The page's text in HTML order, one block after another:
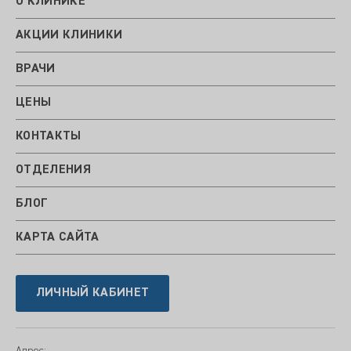
АКЦИИ КЛИНИКИ
ВРАЧИ
ЦЕНЫ
КОНТАКТЫ
ОТДЕЛЕНИЯ
БЛОГ
КАРТА САЙТА
ЛИЧНЫЙ КАБИНЕТ